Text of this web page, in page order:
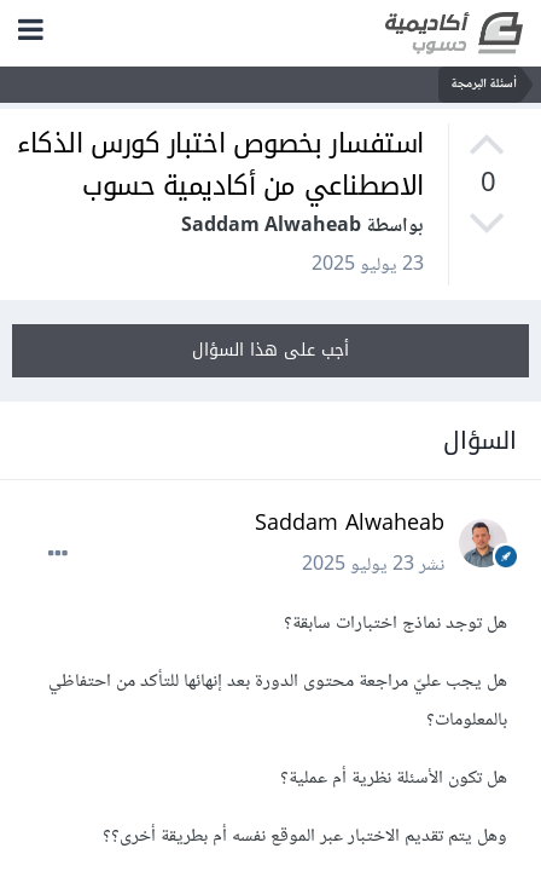
أسئلة البرمجة
0
استفسار بخصوص اختبار كورس الذكاء
الاصطناعي من أكاديمية حسوب
بواسطة Saddam Alwaheab
23 يوليو 2025
أجب على هذا السؤال
السؤال
Saddam Alwaheab
نشر23 يوليو 2025
هل توجد نماذج اختبارات سابقة؟
هل يجب عليّ مراجعة محتوى الدورة بعد إنهائها للتأكد من احتفاظي
بالمعلومات؟
هل تكون الأسئلة نظرية أم عملية؟
وهل يتم تقديم الاختبار عبر الموقع نفسه أم بطريقة أخرى؟؟